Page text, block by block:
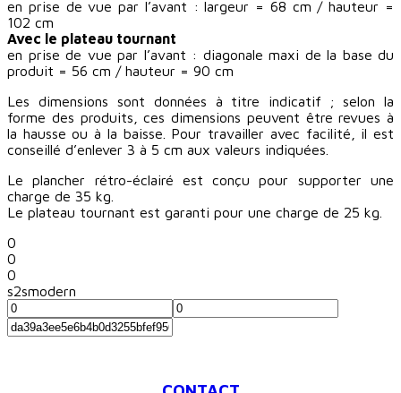
en prise de vue par l’avant : largeur = 68 cm / hauteur =
102 cm
Avec le plateau tournant
en prise de vue par l’avant : diagonale maxi de la base du
produit = 56 cm / hauteur = 90 cm
Les dimensions sont données à titre indicatif ; selon la
forme des produits, ces dimensions peuvent être revues à
la hausse ou à la baisse. Pour travailler avec facilité, il est
conseillé d’enlever 3 à 5 cm aux valeurs indiquées.
Le plancher rétro-éclairé est conçu pour supporter une
charge de 35 kg.
Le plateau tournant est garanti pour une charge de 25 kg.
0
0
0
s2smodern